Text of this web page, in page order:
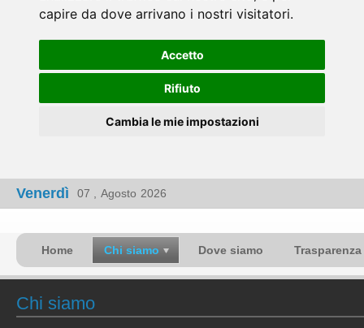
capire da dove arrivano i nostri visitatori.
Accetto
Rifiuto
Cambia le mie impostazioni
Venerdì 07 , Agosto 2026
Home Chi siamo Dove siamo Trasparenza
Chi siamo